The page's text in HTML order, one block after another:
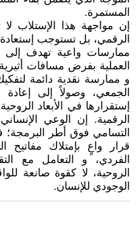
المستمرة.
إن مواجهة هذا الإستلاب
الرقمي، بل تستوجب إستعادة
ممارسات واعية تهدف إلى
العملية بفرض مسافات
و ممارسة نقدية دائمة
الجمعي، وصولاً إلى إعادة
إستقرارها في الأبعاد
الرقمية. إن الوعي
التسامي فوق أطر
قرار واعٍ بإمتلاك مفاتيح
الفردي، و التعامل مع
الروحية، لا كقوة صانعة
الوجودي للإنسان.